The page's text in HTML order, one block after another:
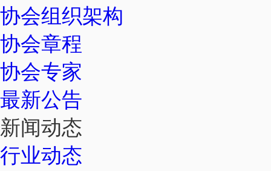
协会组织架构
协会章程
协会专家
最新公告
新闻动态
行业动态